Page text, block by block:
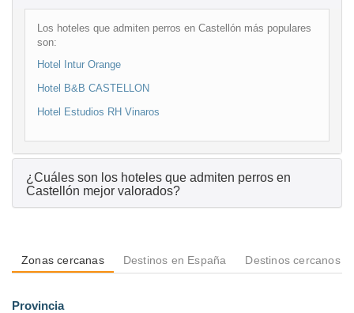
Los hoteles que admiten perros en Castellón más populares
son:
Hotel Intur Orange
Hotel B&B CASTELLON
Hotel Estudios RH Vinaros
¿Cuáles son los hoteles que admiten perros en
Castellón mejor valorados?
Zonas cercanas Destinos en España Destinos cercanos a
Provincia